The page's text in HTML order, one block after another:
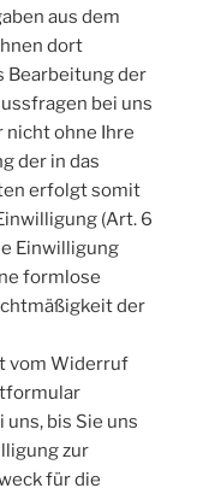
aus dem
dort
Bearbeitung der
bei uns
nicht ohne Ihre
der in das
erfolgt somit
(Art. 6
Einwilligung
formlose
der
vom Widerruf
bis Sie uns
zur
für die